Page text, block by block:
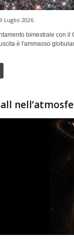
Luglio 2026
bimestrale con il
è l'ammasso